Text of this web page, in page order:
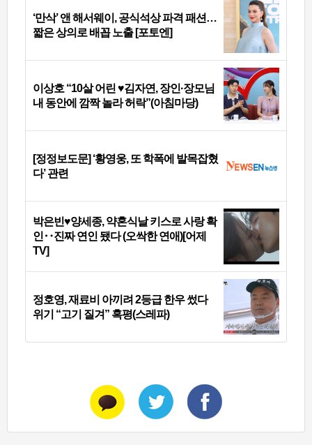
‘만삭’ 앤 해서웨이, 공식석상 파격 패션…
짧은 상의로 배꼽 노출 [포토엔]
이상호 “10살 어린 ♥김자연, 장인·장모님
내 동안에 깜짝 놀라 허락”(아침마당)
[정정보도문] ‘황영웅, 또 학폭에 발목잡혔
다’ 관련
박은빈♥양세종, 약혼식날 키스로 사랑 확
인‥진짜 연인 됐다 (오싹한 연애)[어제
TV]
정호영, 재료비 아끼려 2등급 한우 썼다
위기 “고기 질겨” 혹평(스레파)